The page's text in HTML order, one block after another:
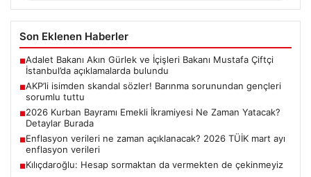
Son Eklenen Haberler
■Adalet Bakanı Akın Gürlek ve İçişleri Bakanı Mustafa Çiftçi
İstanbul’da açıklamalarda bulundu
■AKP’li isimden skandal sözler! Barınma sorunundan gençleri
sorumlu tuttu
■2026 Kurban Bayramı Emekli İkramiyesi Ne Zaman Yatacak?
Detaylar Burada
■Enflasyon verileri ne zaman açıklanacak? 2026 TÜİK mart ayı
enflasyon verileri
■Kılıçdaroğlu: Hesap sormaktan da vermekten de çekinmeyiz